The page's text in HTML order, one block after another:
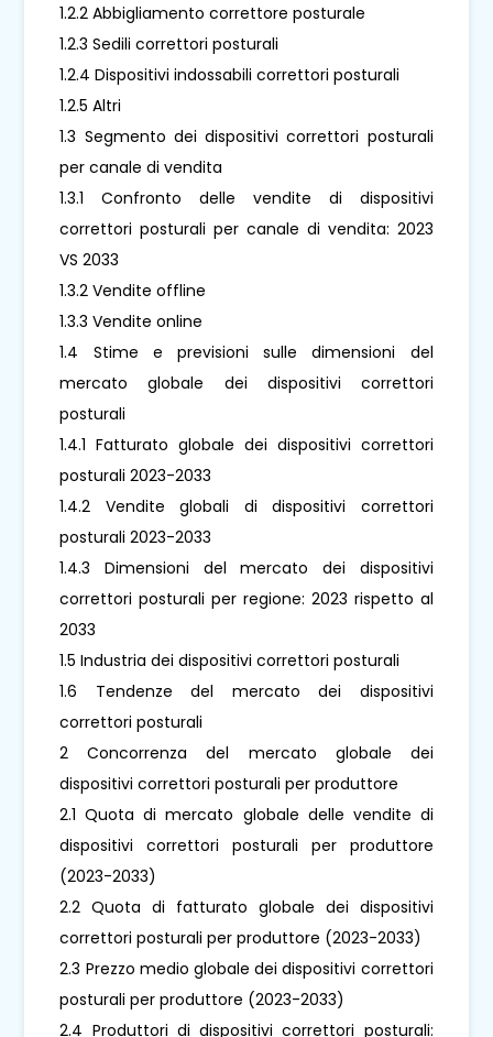
1.2.2 Abbigliamento correttore posturale
1.2.3 Sedili correttori posturali
1.2.4 Dispositivi indossabili correttori posturali
1.2.5 Altri
1.3 Segmento dei dispositivi correttori posturali
per canale di vendita
1.3.1 Confronto delle vendite di dispositivi
correttori posturali per canale di vendita: 2023
VS 2033
1.3.2 Vendite offline
1.3.3 Vendite online
1.4 Stime e previsioni sulle dimensioni del
mercato globale dei dispositivi correttori
posturali
1.4.1 Fatturato globale dei dispositivi correttori
posturali 2023-2033
1.4.2 Vendite globali di dispositivi correttori
posturali 2023-2033
1.4.3 Dimensioni del mercato dei dispositivi
correttori posturali per regione: 2023 rispetto al
2033
1.5 Industria dei dispositivi correttori posturali
1.6 Tendenze del mercato dei dispositivi
correttori posturali
2 Concorrenza del mercato globale dei
dispositivi correttori posturali per produttore
2.1 Quota di mercato globale delle vendite di
dispositivi correttori posturali per produttore
(2023-2033)
2.2 Quota di fatturato globale dei dispositivi
correttori posturali per produttore (2023-2033)
2.3 Prezzo medio globale dei dispositivi correttori
posturali per produttore (2023-2033)
2.4 Produttori di dispositivi correttori posturali: